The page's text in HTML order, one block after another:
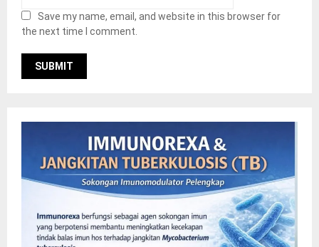
Save my name, email, and website in this browser for
the next time I comment.